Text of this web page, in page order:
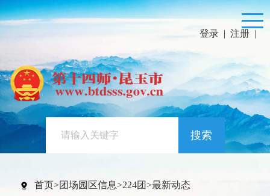
登录 | 注册 |
搜索
首页>团场园区信息>224团>最新动态